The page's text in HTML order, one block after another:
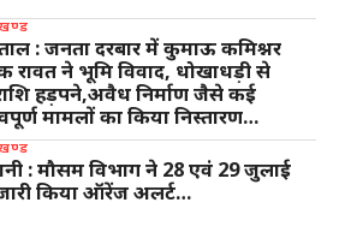
: जनता दरबार में कुमाऊ कमिश्नर
रावत ने भूमि विवाद, धोखाधड़ी से
हड़पने,अवैध निर्माण जैसे कई
मामलों का किया निस्तारण…
: मौसम विभाग ने 28 एवं 29 जुलाई
किया ऑरेंज अलर्ट…